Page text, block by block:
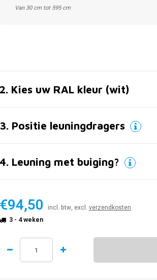
Van 30 cm tot 595 cm
2. Kies uw RAL kleur (wit)
3. Positie leuningdragers
4. Leuning met buiging?
€94,50 incl. btw, excl. verzendkosten
3 - 4 weken